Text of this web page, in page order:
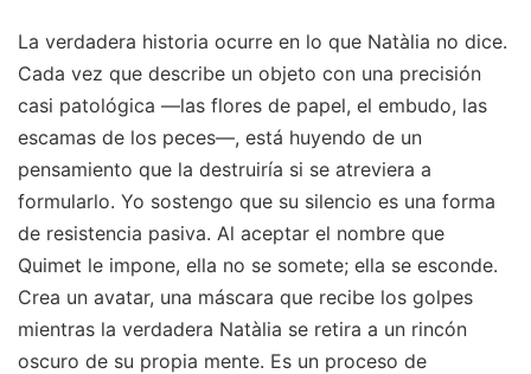
La verdadera historia ocurre en lo que Natàlia no dice.
Cada vez que describe un objeto con una precisión
casi patológica —las flores de papel, el embudo, las
escamas de los peces—, está huyendo de un
pensamiento que la destruiría si se atreviera a
formularlo. Yo sostengo que su silencio es una forma
de resistencia pasiva. Al aceptar el nombre que
Quimet le impone, ella no se somete; ella se esconde.
Crea un avatar, una máscara que recibe los golpes
mientras la verdadera Natàlia se retira a un rincón
oscuro de su propia mente. Es un proceso de